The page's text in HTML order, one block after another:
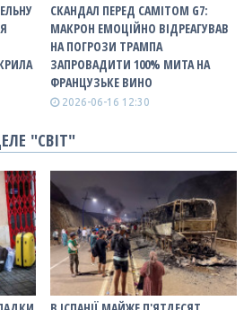
СКАНДАЛ ПЕРЕД САМІТОМ G7:
МАКРОН ЕМОЦІЙНО ВІДРЕАГУВАВ
НА ПОГРОЗИ ТРАМПА
ЗАПРОВАДИТИ 100% МИТА НА
ФРАНЦУЗЬКЕ ВИНО
2026-06-16 12:30
"СВІТ"